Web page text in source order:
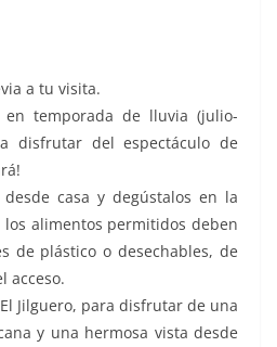
a tu visita.
temporada de lluvia (julio-
disfrutar del espectáculo de
casa y degústalos en la
los alimentos permitidos deben
de plástico o desechables, de
acceso.
Jilguero, para disfrutar de una
y una hermosa vista desde